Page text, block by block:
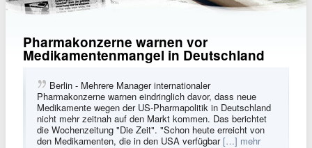
Pharmakonzerne warnen vor
Medikamentenmangel in Deutschland
Berlin - Mehrere Manager internationaler
Pharmakonzerne warnen eindringlich davor, dass neue
Medikamente wegen der US-Pharmapolitik in Deutschland
nicht mehr zeitnah auf den Markt kommen. Das berichtet
die Wochenzeitung "Die Zeit". "Schon heute erreicht von
den Medikamenten, die in den USA verfügbar […] mehr